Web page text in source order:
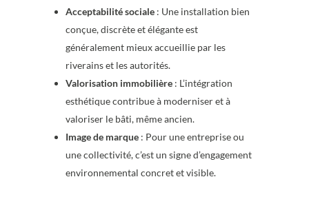
Acceptabilité sociale: Une installation bien
conçue, discrète et élégante est
généralement mieux accueillie par les
riverains et les autorités.
Valorisation immobilière: L’intégration
esthétique contribue à moderniser et à
valoriser le bâti, même ancien.
Image de marque: Pour une entreprise ou
une collectivité, c’est un signe d’engagement
environnemental concret et visible.